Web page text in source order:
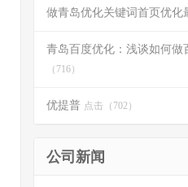
做青岛优化关键词首页优化
青岛百度优化：浅谈如何做
（716）
优提普 点击（702）
公司新闻